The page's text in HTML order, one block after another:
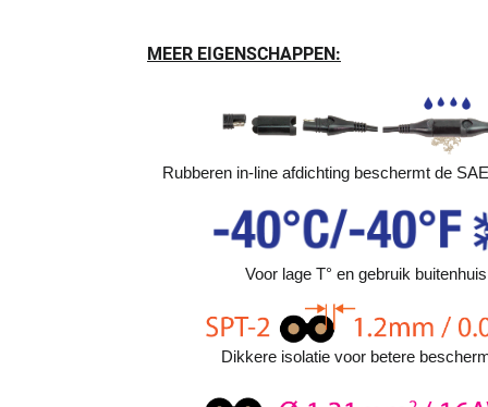
MEER EIGENSCHAPPEN:
Rubberen in-line afdichting beschermt de
Voor lage T° en gebruik
Dikkere isolatie voor betere